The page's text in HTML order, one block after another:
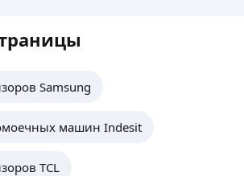
Samsung
машин Indesit
TCL